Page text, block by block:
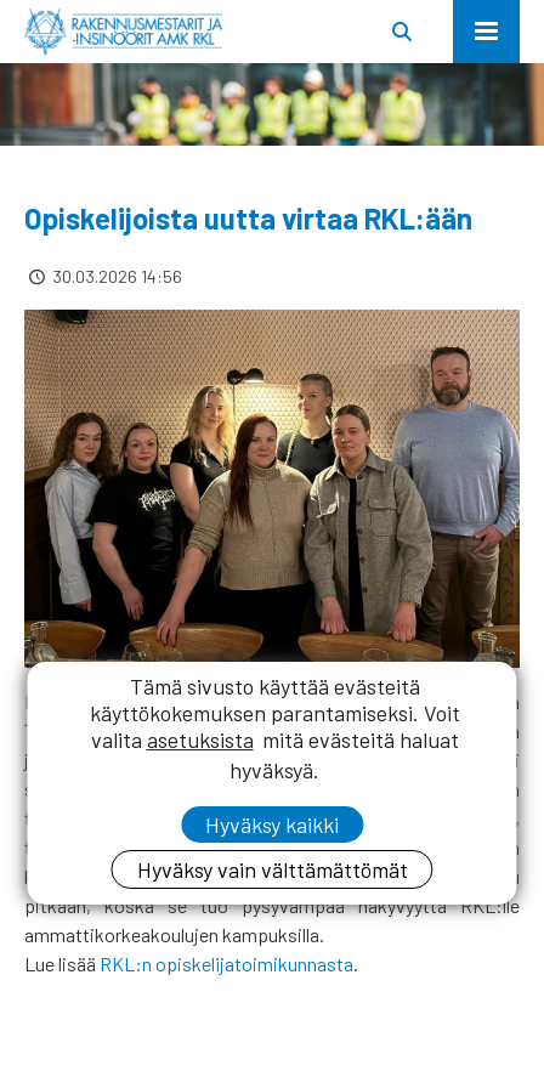
Opiskelijoista uutta virtaa RKL:ään
30.03.2026 14:56
RKL:n uusi opiskelijatoimikunta aloitti työnsä viikonloppuna
Tampereella. Vaihtokokous oli perjantaina 27.3. ja
järjestäytymiskokous lauantaina 28.3. Uusi OTK alkoi
suunnitella toimintaansa välittömästi. Uuden kauden
tärkeimmiksi tehtäviksi nostettiin viestinnän kehittäminen,
tapahtumien kehittäminen sekä kampusaktiivitoiminnan
käynnistäminen uudelleen. Viimeksi mainittua on toivottu
pitkään, koska se tuo pysyvämpää näkyvyyttä RKL:lle
ammattikorkeakoulujen kampuksilla.
Lue lisää RKL:n opiskelijatoimikunnasta
Tämä sivusto käyttää evästeitä
käyttökokemuksen parantamiseksi. Voit
valita asetuksista mitä evästeitä haluat
hyväksyä.
Hyväksy kaikki
Hyväksy vain välttämättömät